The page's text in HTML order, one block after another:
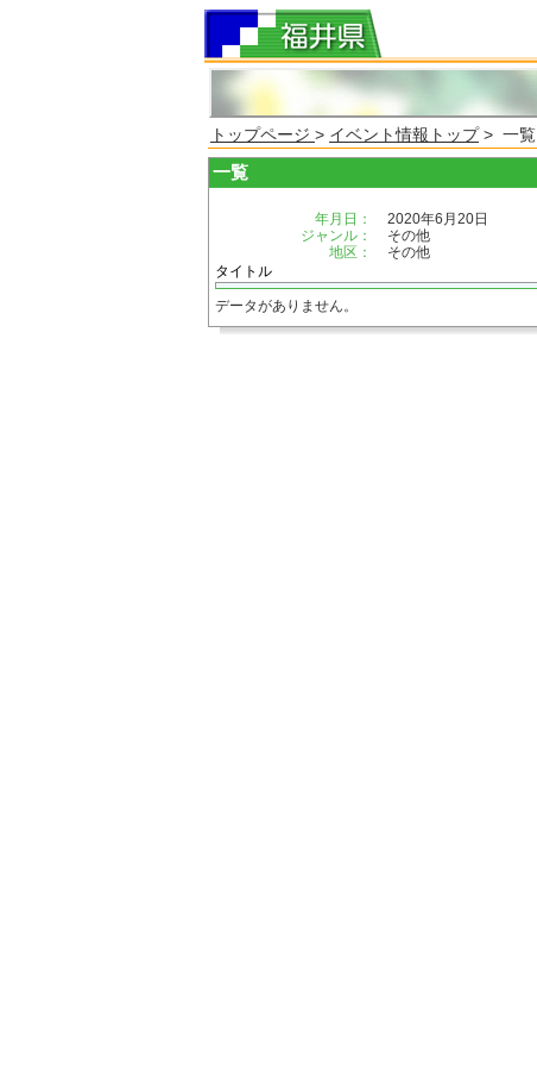
トップページ > イベント情報トップ> 一覧
一覧
年月日：
2020年6月20日
ジャンル：
その他
地区：
その他
タイトル
データがありません。